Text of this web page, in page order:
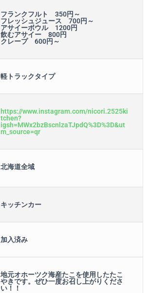
フランクフルト 350円～
フレッシュジュース 700円～
アサイーボウル 1200円
飲むアサイー 800円
クレープ 600円～
軽トラックタイプ
https://www.instagram.com/nicori.2525ki
tchen?
igsh=MWx2bzBscnlzaTJpdQ%3D%3D&ut
m_source=qr
北海道全域
キッチンカー
加入済み
地元オホーツク海産たこを使用したたこ
やきです。ぜひ一度お召し上がりくださ
い！！